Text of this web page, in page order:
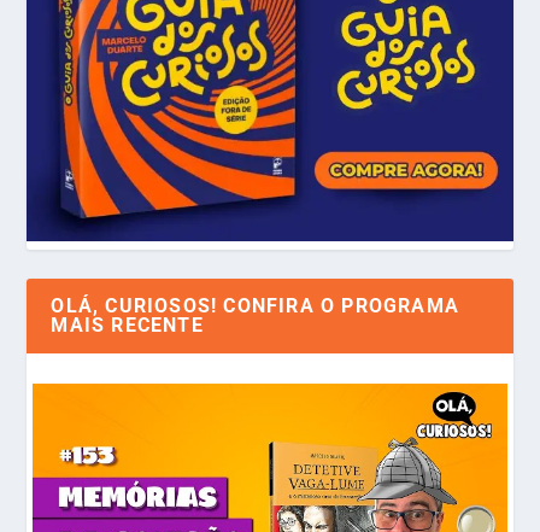
OLÁ, CURIOSOS! CONFIRA O PROGRAMA
MAIS RECENTE